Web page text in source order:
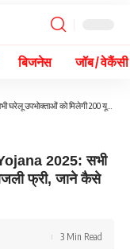
बिजनेस जॉब / वेकैंसी
200 यूनिट बिजली फ्री, जाने कैसे मिलेगा लाभ
2025: सभी
फ्री, जाने कैसे
3 Min Read